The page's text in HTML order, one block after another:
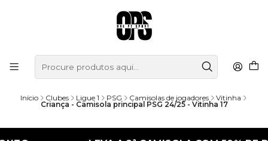
Início Clubes Ligue 1 PSG Camisolas de jogadores Vitinha
Criança - Camisola principal PSG 24/25 - Vitinha 17